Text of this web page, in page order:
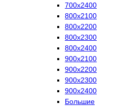
700х2400
800х2100
800х2200
800х2300
800х2400
900х2100
900х2200
900х2300
900х2400
Большие